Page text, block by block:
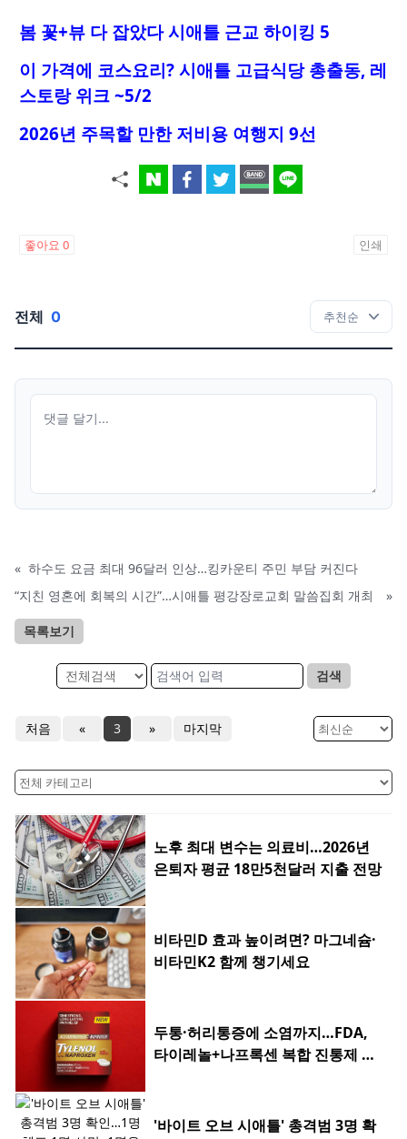
봄 꽃+뷰 다 잡았다 시애틀 근교 하이킹 5
이 가격에 코스요리? 시애틀 고급식당 총출동, 레
스토랑 위크 ~5/2
2026년 주목할 만한 저비용 여행지 9선
좋아요 0 인쇄
전체 0
« 하수도 요금 최대 96달러 인상…킹카운티 주민 부담 커진다
“지친 영혼에 회복의 시간”…시애틀 평강장로교회 말씀집회 개최
»
목록보기
검색
처음 « 3 » 마지막
노후 최대 변수는 의료비…2026년
은퇴자 평균 18만5천달러 지출 전망
비타민D 효과 높이려면? 마그네슘·
비타민K2 함께 챙기세요
두통·허리통증에 소염까지…FDA,
타이레놀+나프록센 복합 진통제 승
'바이트 오브 시애틀' 총격범 3명 확